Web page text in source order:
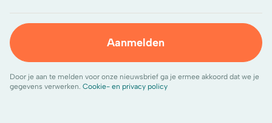
Aanmelden
Door je aan te melden voor onze nieuwsbrief ga je ermee akkoord dat we je
gegevens verwerken. Cookie- en privacy policy